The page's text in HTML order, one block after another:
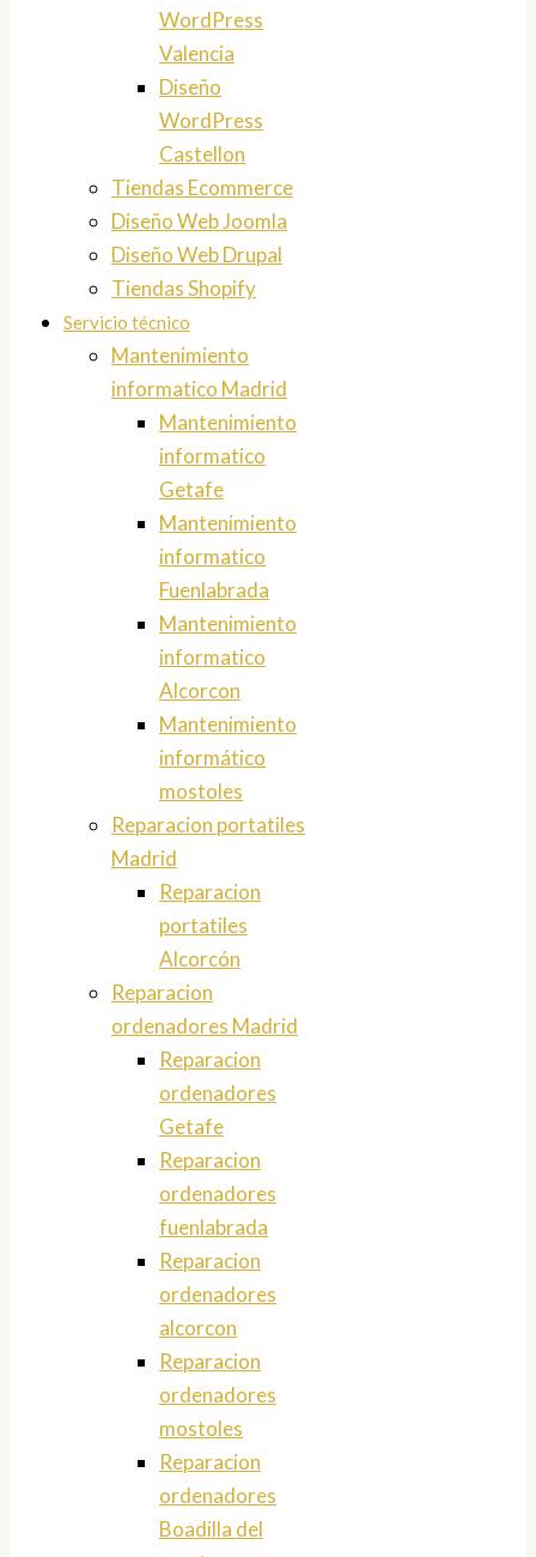
WordPress
Valencia
Diseño
WordPress
Castellon
Tiendas Ecommerce
Diseño Web Joomla
Diseño Web Drupal
Tiendas Shopify
Servicio técnico
Mantenimiento
informatico Madrid
Mantenimiento
informatico
Getafe
Mantenimiento
informatico
Fuenlabrada
Mantenimiento
informatico
Alcorcon
Mantenimiento
informático
mostoles
Reparacion portatiles
Madrid
Reparacion
portatiles
Alcorcón
Reparacion
ordenadores Madrid
Reparacion
ordenadores
Getafe
Reparacion
ordenadores
fuenlabrada
Reparacion
ordenadores
alcorcon
Reparacion
ordenadores
mostoles
Reparacion
ordenadores
Boadilla del